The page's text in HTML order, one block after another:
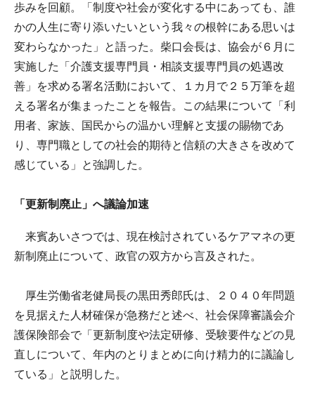
歩みを回顧。「制度や社会が変化する中にあっても、誰
かの人生に寄り添いたいという我々の根幹にある思いは
変わらなかった」と語った。柴口会長は、協会が６月に
実施した「介護支援専門員・相談支援専門員の処遇改
善」を求める署名活動において、１カ月で２５万筆を超
える署名が集まったことを報告。この結果について「利
用者、家族、国民からの温かい理解と支援の賜物であ
り、専門職としての社会的期待と信頼の大きさを改めて
感じている」と強調した。
「更新制廃止」へ議論加速
来賓あいさつでは、現在検討されているケアマネの更
新制廃止について、政官の双方から言及された。
厚生労働省老健局長の黒田秀郎氏は、２０４０年問題
を見据えた人材確保が急務だと述べ、社会保障審議会介
護保険部会で「更新制度や法定研修、受験要件などの見
直しについて、年内のとりまとめに向け精力的に議論し
ている」と説明した。